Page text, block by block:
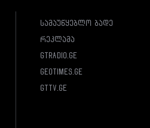
სამაუწყებლო ბადე
რეკლამა
gtradio.ge
geotimes.ge
gttv.ge